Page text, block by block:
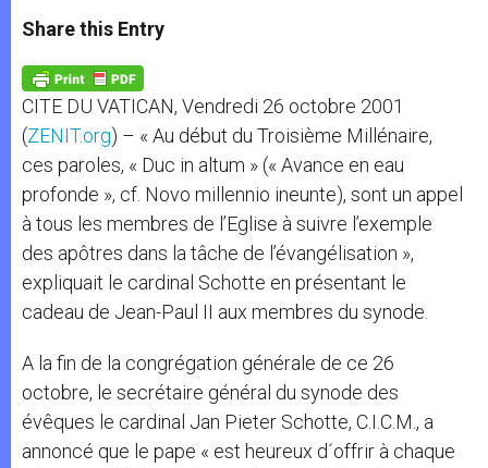
t
s
p
p
s
e
g
e
r
e
b
o
k
Share this Entry
CITE DU VATICAN, Vendredi 26 octobre 2001
(ZENIT.org) – « Au début du Troisième Millénaire,
ces paroles, « Duc in altum » (« Avance en eau
profonde », cf. Novo millennio ineunte), sont un appel
à tous les membres de l’Eglise à suivre l’exemple
des apôtres dans la tâche de l’évangélisation »,
expliquait le cardinal Schotte en présentant le
cadeau de Jean-Paul II aux membres du synode.
A la fin de la congrégation générale de ce 26
octobre, le secrétaire général du synode des
évêques le cardinal Jan Pieter Schotte, C.I.C.M., a
annoncé que le pape « est heureux d´offrir à chaque